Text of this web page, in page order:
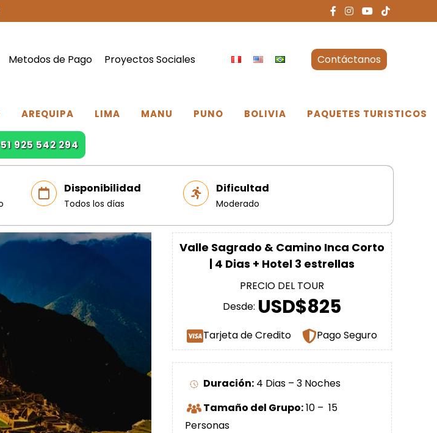
Metodos de Pago Proyectos Sociales Contáctanos
AREQUIPA LIMA MANU PUNO BOLIVIA PAQUETES TURISTICOS
925 542 294
Disponibilidad
Todos los días
Dificultad
Moderado
Valle Sagrado & Camino Inca Corto
| 4 Dias + Hotel 3 estrellas
PRECIO DEL TOUR
Desde: USD$825
Tarjeta de Credito Pago Seguro
Duración: 4 Dias – 3 Noches
Tamaño del Grupo:10 – 15
Personas